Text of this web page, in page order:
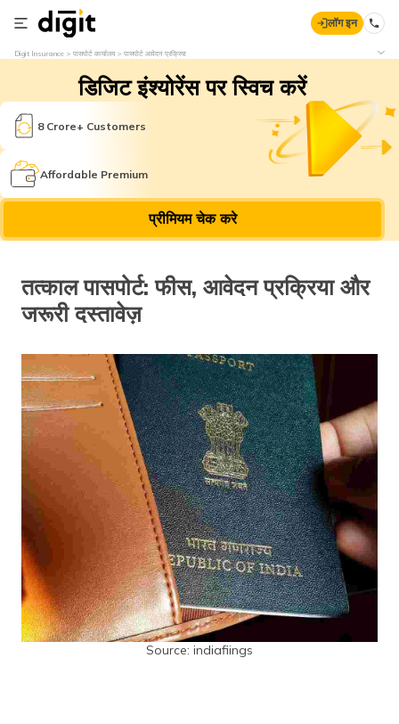
लॉग इन
Digit Insurance पासपोर्ट कार्यालय पासपोर्ट आवेदन प्रक्रिया
डिजिट इंश्योरेंस पर स्विच करें
8 Crore+ Customers
Affordable Premium
प्रीमियम चेक करे
तत्काल पासपोर्ट: फीस, आवेदन प्रक्रिया और
जरूरी दस्तावेज़
Source: indiafiings